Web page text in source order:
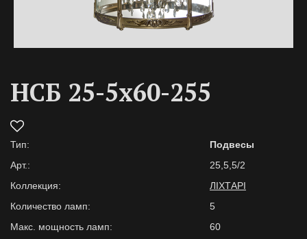
НСБ 25-5х60-255
Тип:
Подвесы
Арт.:
25,5,5/2
Коллекция:
ЛІХТАРІ
Количество ламп:
5
Макс. мощность ламп:
60